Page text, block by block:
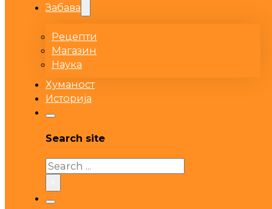
Забава
Рецепти
Магазин
Наука
Хуманост
Историја
Search site
Search